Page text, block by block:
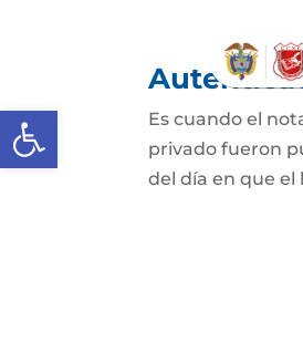
Abrir barra de herramientas
Es cuando el
privado fueron
del día en que el